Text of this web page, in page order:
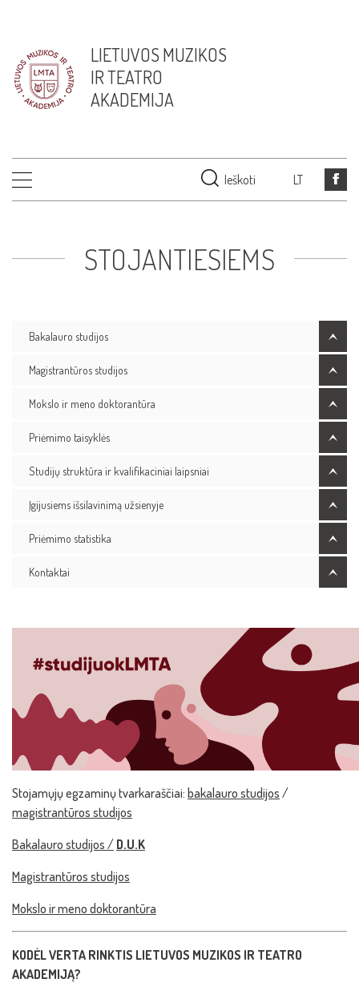
LIETUVOS MUZIKOS
IR TEATRO
AKADEMIJA
Ieškoti LT
STOJANTIESIEMS
Bakalauro studijos
Magistrantūros studijos
Mokslo ir meno doktorantūra
Priėmimo taisyklės
Studijų struktūra ir kvalifikaciniai laipsniai
Įgijusiems išsilavinimą užsienyje
Priėmimo statistika
Kontaktai
Stojamųjų egzaminų tvarkaraščiai: bakalauro studijos /
magistrantūros studijos
Bakalauro studijos / D.U.K
Magistrantūros studijos
Mokslo ir meno doktorantūra
KODĖL VERTA RINKTIS LIETUVOS MUZIKOS IR TEATRO
AKADEMIJĄ?